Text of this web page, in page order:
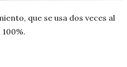
que se usa dos veces al